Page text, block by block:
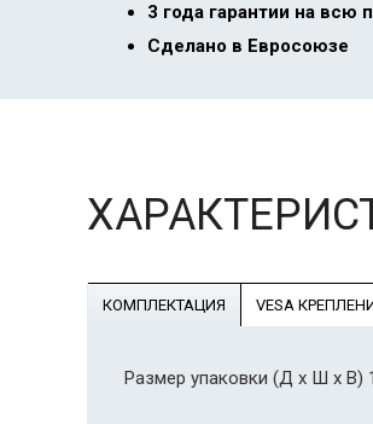
3 года гарантии на всю
Сделано в Евросоюзе
КОМПЛЕКТАЦИЯ VESA
Размер упаковки (Д x Ш x В)